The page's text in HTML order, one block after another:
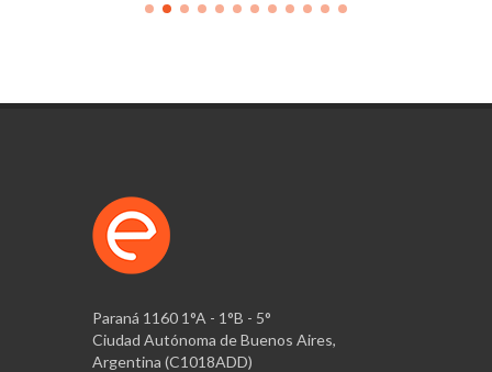
Paraná 1160 1°A - 1°B - 5°
Ciudad Autónoma de Buenos Aires,
Argentina (C1018ADD)